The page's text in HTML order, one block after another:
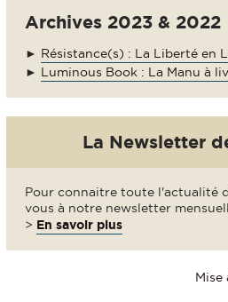
Archives 2023 & 2022
► Résistance(s) : La Liberté en
► Luminous Book : La Manu à
La Newsletter
Pour connaitre toute l'actualité
vous à notre newsletter
> En savoir plus
Mise